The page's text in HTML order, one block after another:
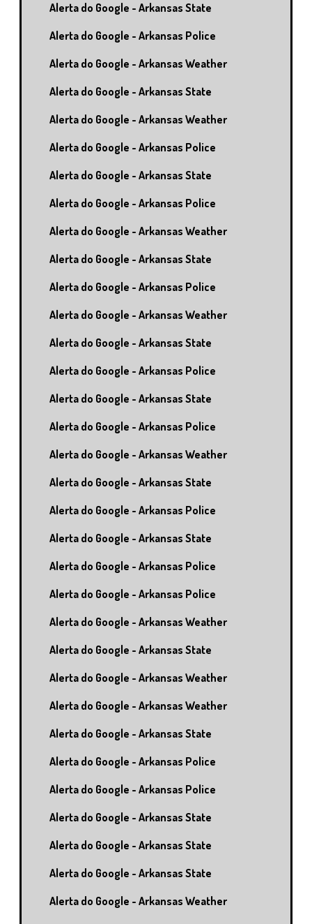
Alerta do Google - Arkansas State
Alerta do Google - Arkansas Police
Alerta do Google - Arkansas Weather
Alerta do Google - Arkansas State
Alerta do Google - Arkansas Weather
Alerta do Google - Arkansas Police
Alerta do Google - Arkansas State
Alerta do Google - Arkansas Police
Alerta do Google - Arkansas Weather
Alerta do Google - Arkansas State
Alerta do Google - Arkansas Police
Alerta do Google - Arkansas Weather
Alerta do Google - Arkansas State
Alerta do Google - Arkansas Police
Alerta do Google - Arkansas State
Alerta do Google - Arkansas Police
Alerta do Google - Arkansas Weather
Alerta do Google - Arkansas State
Alerta do Google - Arkansas Police
Alerta do Google - Arkansas State
Alerta do Google - Arkansas Police
Alerta do Google - Arkansas Police
Alerta do Google - Arkansas Weather
Alerta do Google - Arkansas State
Alerta do Google - Arkansas Weather
Alerta do Google - Arkansas Weather
Alerta do Google - Arkansas State
Alerta do Google - Arkansas Police
Alerta do Google - Arkansas Police
Alerta do Google - Arkansas State
Alerta do Google - Arkansas State
Alerta do Google - Arkansas State
Alerta do Google - Arkansas Weather